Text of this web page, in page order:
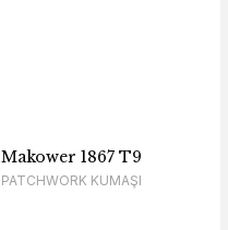
Makower 1867 T9
PATCHWORK KUMAŞI